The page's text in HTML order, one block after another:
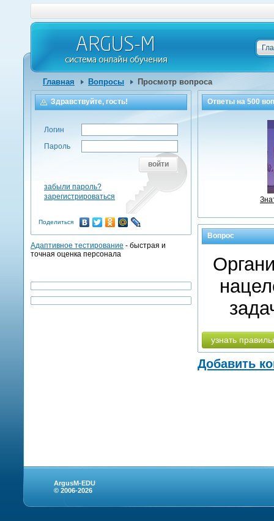
Главная Вопросы Просмотр вопроса
Ответы на500
Вопрос
узнать
Добавить
Здравствуйте, гость!
Логин
Пароль
войти
забыли пароль?
зарегистрироваться
Поделиться
Адаптивное тестирование - быстрая и
точная оценка персонала
ArgusM-EDU
© 2006-2026